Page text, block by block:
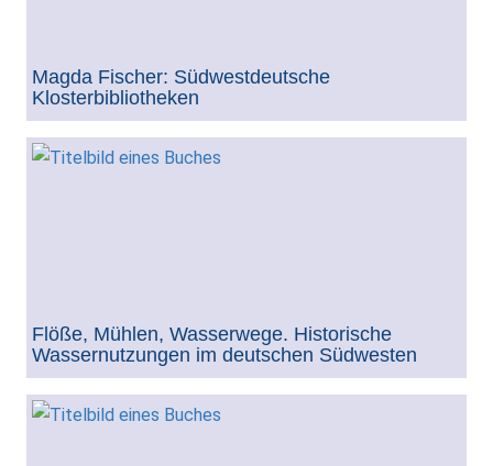
Magda Fischer: Südwestdeutsche
Klosterbibliotheken
Flöße, Mühlen, Wasserwege. Historische
Wassernutzungen im deutschen Südwesten